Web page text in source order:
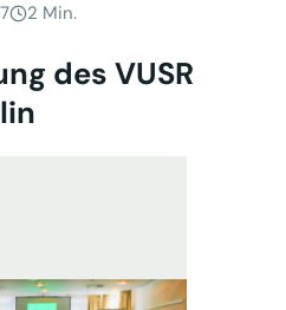
2 Min.
des VUSR